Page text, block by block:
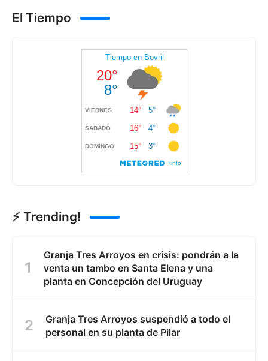
El Tiempo
⚡ Trending!
Granja Tres Arroyos en crisis: pondrán a la
venta un tambo en Santa Elena y una
planta en Concepción del Uruguay
Granja Tres Arroyos suspendió a todo el
personal en su planta de Pilar